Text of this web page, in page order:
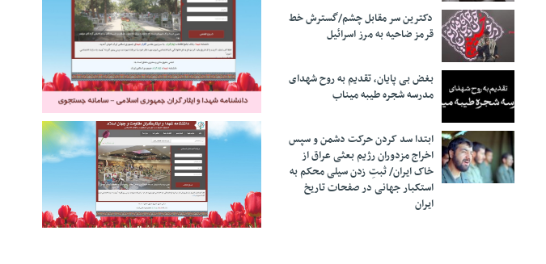
دکترین سر مقابل چشم/گسترش خط
قرمز ضاحیه به مرز اسرائیل
بغض بی پایان، تقدیم به روح شهدای
مدرسه شجره طیبه میناب
ابتدا سد کردن حرکت دشمن و سپس
اخراج مزدوران رژیم بعثی عراق از
خاک ایران/ ثبتِ زدن سیلی محکم به
استکبار جهانی در صفحات تاریخ
ایران